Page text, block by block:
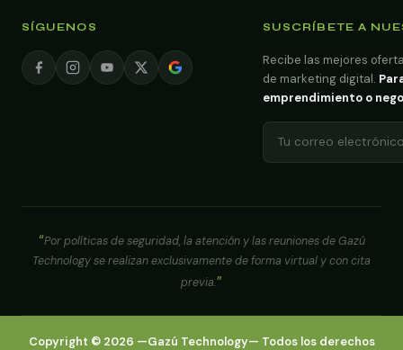
SÍGUENOS SUSCRÍBETE A
Recibe las mejores
de marketing digital.
emprendimiento o
Por políticas de seguridad, la atención y las reuniones de Gazú
Technology se realizan exclusivamente de forma virtual y con cita
previa.
Copyright © 2026 —Gazú Technology— Todos los derechos